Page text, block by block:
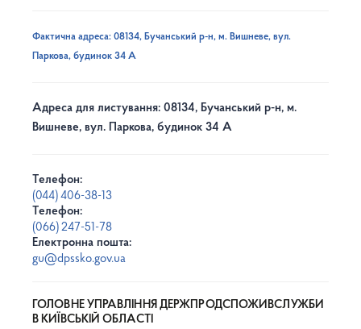
Фактична адреса: 08134, Бучанський р-н, м. Вишневе, вул.
Паркова, будинок 34 А
Адреса для листування: 08134, Бучанський р-н, м.
Вишневе, вул. Паркова, будинок 34 А
Телефон:
(044) 406-38-13
Телефон:
(066) 247-51-78
Електронна пошта:
gu@dpssko.gov.ua
ГОЛОВНЕ УПРАВЛІННЯ ДЕРЖПРОДСПОЖИВСЛУЖБИ
В КИЇВСЬКІЙ ОБЛАСТІ